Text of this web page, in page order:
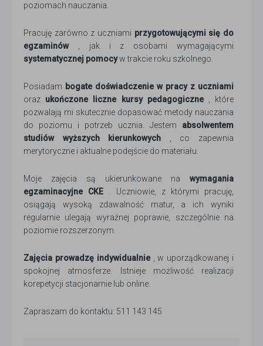
poziomach nauczania.
Pracuję zarówno z uczniami przygotowującymi się do
egzaminów, jak i z osobami wymagającymi
systematycznej pomocyw trakcie roku szkolnego.
Posiadam bogate doświadczenie w pracy z uczniami
oraz ukończone liczne kursy pedagogiczne, które
pozwalają mi skutecznie dopasować metody nauczania
do poziomu i potrzeb ucznia. Jestem absolwentem
studiów wyższych kierunkowych , co zapewnia
merytoryczne i aktualne podejście do materiału.
Moje zajęcia są ukierunkowane na wymagania
egzaminacyjne CKE . Uczniowie, z którymi pracuję,
osiągają wysoką zdawalność matur, a ich wyniki
regularnie ulegają wyraźnej poprawie, szczególnie na
poziomie rozszerzonym.
Zajęcia prowadzę indywidualnie, w uporządkowanej i
spokojnej atmosferze. Istnieje możliwość realizacji
korepetycji stacjonarnie lub online.
Zapraszam do kontaktu: 511 143 145